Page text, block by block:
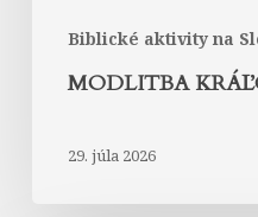
Biblické aktivity na
MODLITBA
29. júla 2026